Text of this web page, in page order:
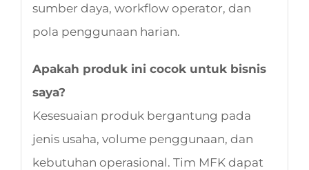
sumber daya, workflow operator, dan
pola penggunaan harian.
Apakah produk ini cocok untuk bisnis
saya?
Kesesuaian produk bergantung pada
jenis usaha, volume penggunaan, dan
kebutuhan operasional. Tim MFK dapat